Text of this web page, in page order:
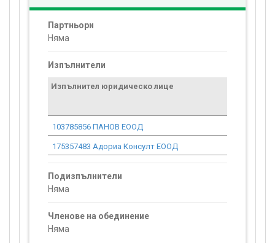
Партньори
Няма
Изпълнители
Изпълнител юридическо лице
103785856 ПАНОВ ЕООД
175357483 Адориа Консулт ЕООД
Подизпълнители
Няма
Членове на обединение
Няма